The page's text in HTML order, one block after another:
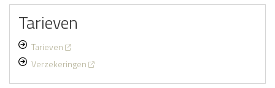
Tarieven
Tarieven
Verzekeringen